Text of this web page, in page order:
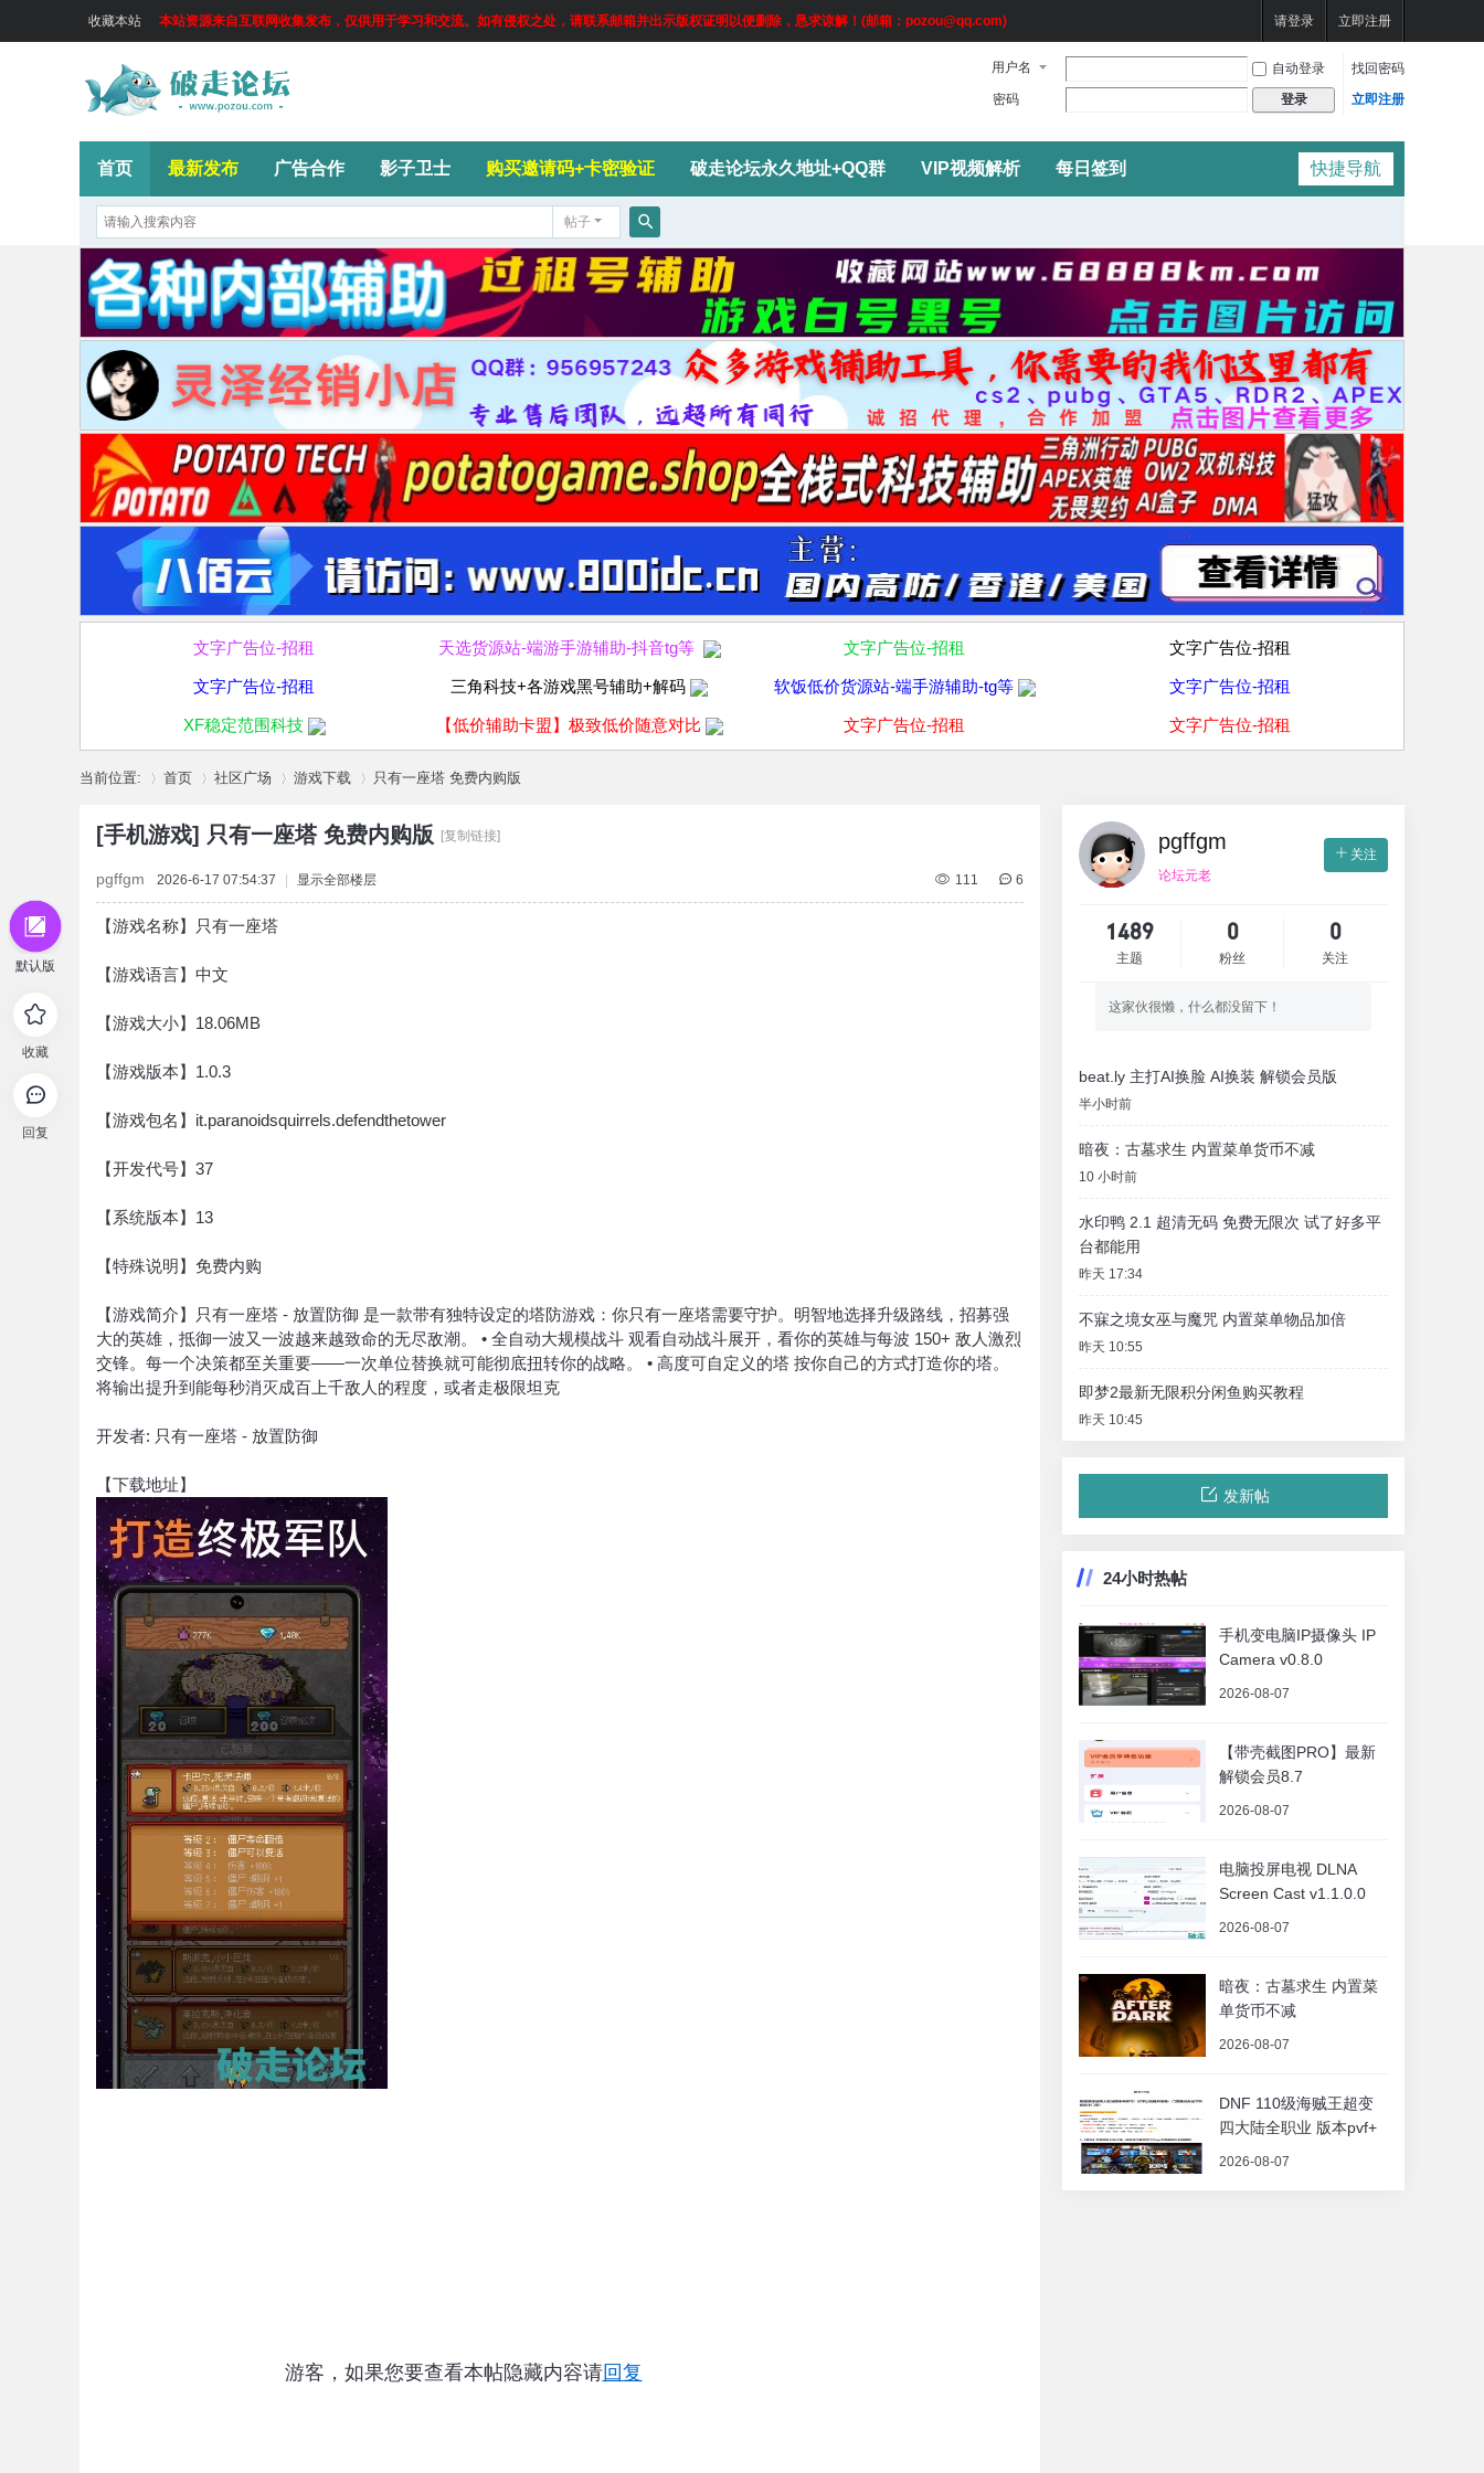
收藏本站 本站资源来自互联网收集发布，仅供用于学习和交流。如有侵权之处，请联系邮箱并出示版权证明以便删除，恳求谅解！(邮箱：pozou@qq.com) 请登录 立即注册
用户名 自动登录
找回密码
密码
登录 立即注册
快捷导航
首页 最新发布 广告合作 影子卫士 购买邀请码+卡密验证 破走论坛永久地址+QQ群 VIP视频解析 每日签到
帖子
搜
索
文字广告位-招租 天选货源站-端游手游辅助-抖音tg等 文字广告位-招租 文字广告位-招租
文字广告位-招租 三角科技+各游戏黑号辅助+解码 软饭低价货源站-端手游辅助-tg等 文字广告位-招租
XF稳定范围科技 【低价辅助卡盟】极致低价随意对比 文字广告位-招租 文字广告位-招租
当前位置: 首页
›
社区广场
›
游戏下载
›
只有一座塔 免费内购版
默认版
收藏
回复
[手机游戏] 只有一座塔 免费内购版 [复制链接]
111 6
pgffgm 2026-6-17 07:54:37 显示全部楼层
【游戏名称】只有一座塔
【游戏语言】中文
【游戏大小】18.06MB
【游戏版本】1.0.3
【游戏包名】it.paranoidsquirrels.defendthetower
【开发代号】37
【系统版本】13
【特殊说明】免费内购
【游戏简介】只有一座塔 - 放置防御 是一款带有独特设定的塔防游戏：你只有一座塔需要守护。明智地选择升级路线，招募强
大的英雄，抵御一波又一波越来越致命的无尽敌潮。 • 全自动大规模战斗 观看自动战斗展开，看你的英雄与每波 150+ 敌人激烈
交锋。每一个决策都至关重要——一次单位替换就可能彻底扭转你的战略。 • 高度可自定义的塔 按你自己的方式打造你的塔。
将输出提升到能每秒消灭成百上千敌人的程度，或者走极限坦克
开发者: 只有一座塔 - 放置防御
【下载地址】
游客，如果您要查看本帖隐藏内容请回复
pgffgm
论坛元老
关注
1489
主题
0
粉丝
0
关注
这家伙很懒，什么都没留下！
beat.ly 主打AI换脸 AI换装 解锁会员版
半小时前
暗夜：古墓求生 内置菜单货币不减
10 小时前
水印鸭 2.1 超清无码 免费无限次 试了好多平
台都能用
昨天 17:34
不寐之境女巫与魔咒 内置菜单物品加倍
昨天 10:55
即梦2最新无限积分闲鱼购买教程
昨天 10:45
发新帖
24小时热帖
手机变电脑IP摄像头 IP
Camera v0.8.0
2026-08-07
【带壳截图PRO】最新
解锁会员8.7
2026-08-07
电脑投屏电视 DLNA
Screen Cast v1.1.0.0
2026-08-07
暗夜：古墓求生 内置菜
单货币不减
2026-08-07
DNF 110级海贼王超变
四大陆全职业 版本pvf+
2026-08-07